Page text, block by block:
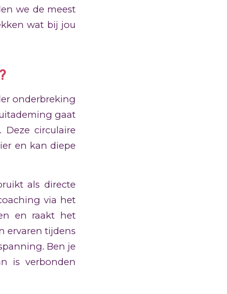
we de meest
wat bij jou
onderbreking
gaat
circulaire
en kan diepe
als directe
via het
en raakt het
ervaren tijdens
Ben je
is verbonden